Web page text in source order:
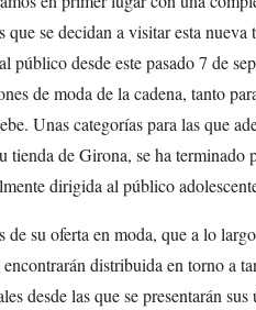
que se decidan a visitar esta
público desde este pasado 7 de
de moda de la cadena, tanto
Unas categorías para las que
tienda de Girona, se ha
dirigida al público
de su oferta en moda, que a lo
distribuida en torno a
desde las que se presentarán